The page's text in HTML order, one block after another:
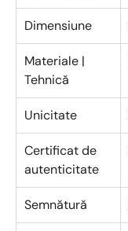
Dimensiune
Materiale |
Tehnică
Unicitate
Certificat de
autenticitate
Semnătură